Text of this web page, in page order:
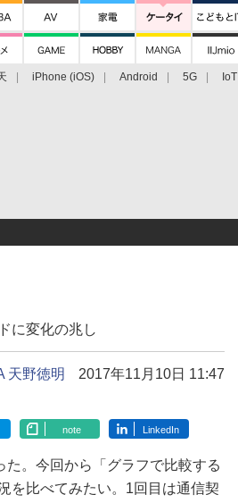
iPhone (iOS) Android 5G IoT
に変化の兆し
天野徳明 2017年11月10日 11:47
note LinkedIn
。今回から「グラフで比較する
を比べてみたい。1回目は通信契